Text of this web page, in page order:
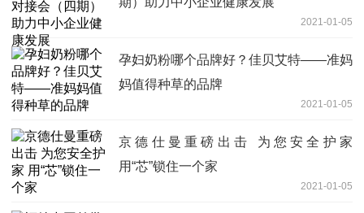
2021-01-05
孕妇奶粉哪个品牌好？佳贝艾特——准妈
妈值得种草的品牌
2021-01-05
京德仕曼重磅出击 为您安全护家
用“芯”锁住一个家
2021-01-05